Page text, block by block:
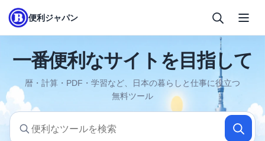
便利ジャパン
一番便利なサイトを目指して
暦・計算・PDF・学習など、日本の暮らしと仕事に役立つ
無料ツール
便利なツールを検索